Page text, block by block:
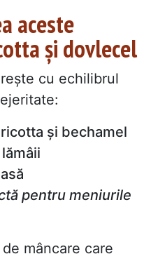
aceste
și dovlecel
cu echilibrul
și bechamel
pentru meniurile
mâncare care